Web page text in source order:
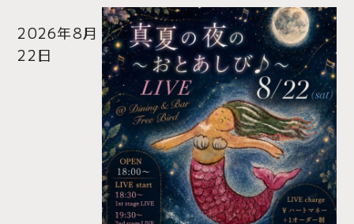
2026年8月
22日